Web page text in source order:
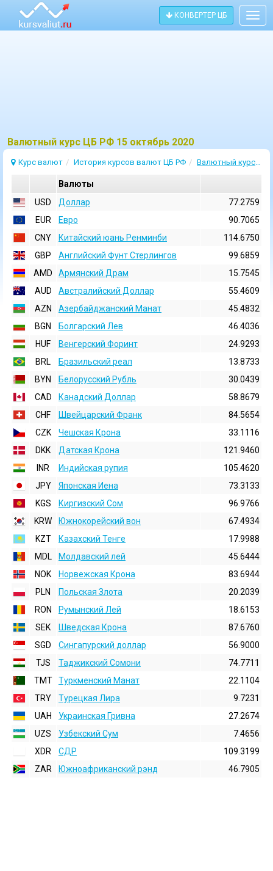
КОНВЕРТЕР ЦБ
Bалютный курс ЦБ РФ 15 октябрь 2020
Курс валют История курсов валют ЦБ РФ Валютный курс 15 Октябрь 2020
Валюты
USD
Доллар
77.2759
EUR
Евро
90.7065
CNY
Китайский юань Ренминби
114.6750
GBP
Английский Фунт Стерлингов
99.6859
AMD
Армянский Драм
15.7545
AUD
Австралийский Доллар
55.4609
AZN
Азербайджанский Манат
45.4832
BGN
Болгарский Лев
46.4036
HUF
Венгерский Форинт
24.9293
BRL
Бразильский реал
13.8733
BYN
Белорусский Рубль
30.0439
CAD
Канадский Доллар
58.8679
CHF
Швейцарский Франк
84.5654
CZK
Чешская Крона
33.1116
DKK
Датская Крона
121.9460
INR
Индийская pупия
105.4620
JPY
Японская Иена
73.3133
KGS
Киргизский Сом
96.9766
KRW
Южнокорейский вон
67.4934
KZT
Казахский Тенге
17.9988
MDL
Молдавский лей
45.6444
NOK
Норвежская Крона
83.6944
PLN
Польская Злота
20.2039
RON
Румынский Лей
18.6153
SEK
Шведская Крона
87.6760
SGD
Сингапурский доллар
56.9000
TJS
Таджикский Сомони
74.7711
TMT
Туркменский Манат
22.1104
TRY
Турецкая Лира
9.7231
UAH
Украинская Гривна
27.2674
UZS
Узбекский Сум
7.4656
XDR
СДР
109.3199
ZAR
Южноафриканский рэнд 46.7905